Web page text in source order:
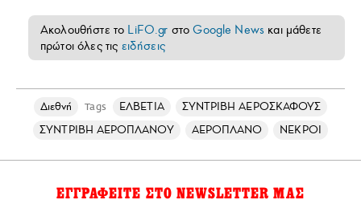
Ακολουθήστε το LiFO.gr στοGoogle News και μάθετε
πρώτοι όλες τις ειδήσεις
Διεθνή Tags ΕΛΒΕΤΙΑ
ΣΥΝΤΡΙΒΗ ΑΕΡΟΣΚΑΦΟΥΣ
ΣΥΝΤΡΙΒΗ ΑΕΡΟΠΛΑΝΟΥ
ΑΕΡΟΠΛΑΝΟ ΝΕΚΡΟΙ
ΕΓΓΡΑΦΕΙΤΕ ΣΤΟ NEWSLETTER ΜΑΣ